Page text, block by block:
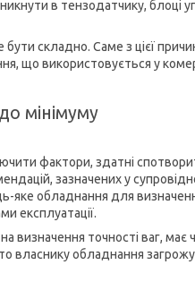
в тензодатчику, блоці
складно. Саме з цієї
що використовується у
мінімуму
фактори, здатні
зазначених у
яке обладнання для
експлуатації.
визначення точності ваг, має
власнику обладнання